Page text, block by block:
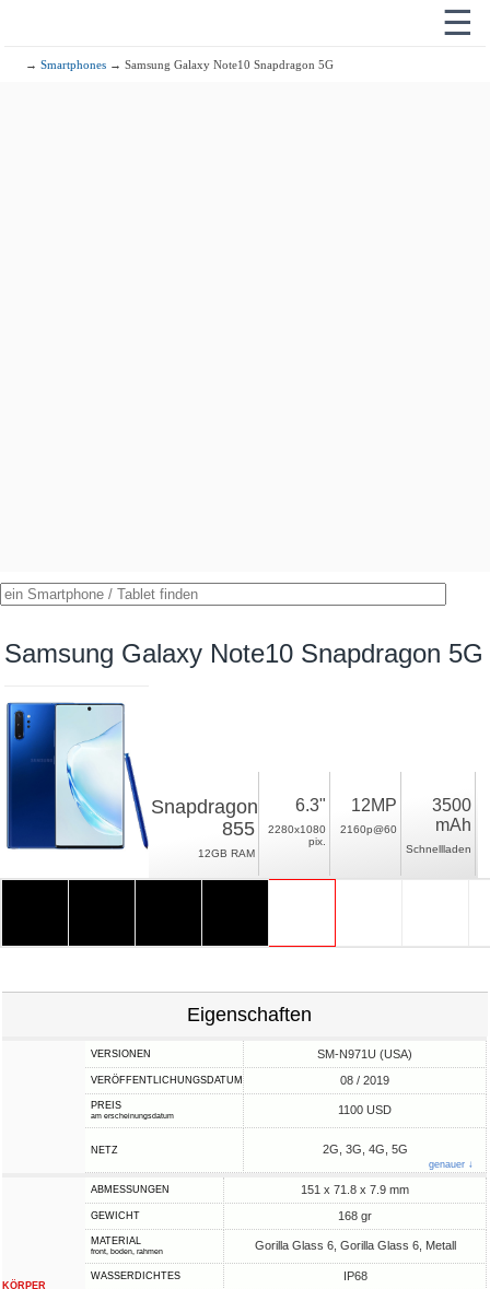
☰
→Smartphones → Samsung Galaxy Note10 Snapdragon 5G
Samsung Galaxy Note10 Snapdragon 5G
Snapdragon
855
12GB RAM
6.3"
2280x1080
pix.
12MP
2160p@60
3500
mAh
Schnellladen
Eigenschaften
VERSIONEN SM-N971U (USA)
VERÖFFENTLICHUNGSDATUM 08 / 2019
PREIS
am erscheinungsdatum 1100 USD
NETZ 2G, 3G, 4G, 5G
genauer ↓
KÖRPER
ABMESSUNGEN 151 x 71.8 x 7.9 mm
GEWICHT 168 gr
MATERIAL
front, boden, rahmen Gorilla Glass 6, Gorilla Glass 6, Metall
WASSERDICHTES IP68